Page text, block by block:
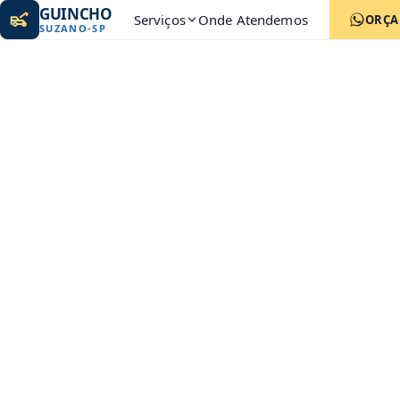
GUINCHO
SUZANO-SP Serviços Onde Atendemos